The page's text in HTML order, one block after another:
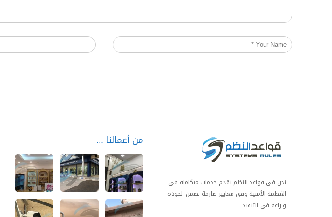
نحن في قواعد النظم نقدم خدمات متكاملة في
الأنظمة الأمنية وفق معايير صارمة تضمن الجودة
وبراعة في التنفيذ.
من أعمالنا